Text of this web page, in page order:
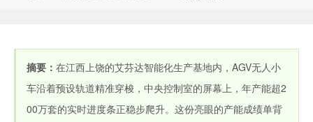
摘要： 在江西上饶的艾芬达智能化生产基地内，AGV无人小
车沿着预设轨道精准穿梭，中央控制室的屏幕上，年产能超2
00万套的实时进度条正稳步爬升。这份亮眼的产能成绩单背